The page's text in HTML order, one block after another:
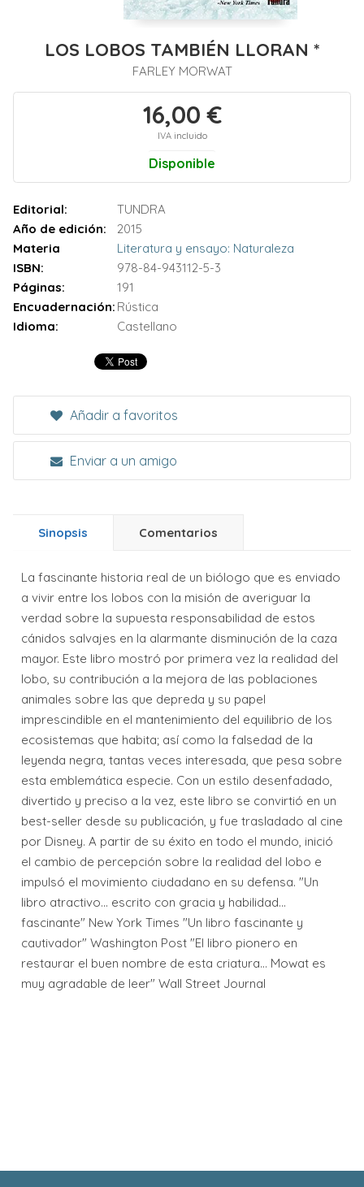
LOS LOBOS TAMBIÉN LLORAN *
FARLEY MORWAT
16,00 €
IVA incluido
Disponible
Editorial:
TUNDRA
Año de edición:
2015
Materia
Literatura y ensayo: Naturaleza
ISBN:
978-84-943112-5-3
Páginas:
191
Encuadernación: Rústica
Idioma:
Castellano
Añadir a favoritos
Enviar a un amigo
Sinopsis Comentarios
La fascinante historia real de un biólogo que es enviado
a vivir entre los lobos con la misión de averiguar la
verdad sobre la supuesta responsabilidad de estos
cánidos salvajes en la alarmante disminución de la caza
mayor. Este libro mostró por primera vez la realidad del
lobo, su contribución a la mejora de las poblaciones
animales sobre las que depreda y su papel
imprescindible en el mantenimiento del equilibrio de los
ecosistemas que habita; así como la falsedad de la
leyenda negra, tantas veces interesada, que pesa sobre
esta emblemática especie. Con un estilo desenfadado,
divertido y preciso a la vez, este libro se convirtió en un
best-seller desde su publicación, y fue trasladado al cine
por Disney. A partir de su éxito en todo el mundo, inició
el cambio de percepción sobre la realidad del lobo e
impulsó el movimiento ciudadano en su defensa. "Un
libro atractivo... escrito con gracia y habilidad...
fascinante" New York Times "Un libro fascinante y
cautivador" Washington Post "El libro pionero en
restaurar el buen nombre de esta criatura... Mowat es
muy agradable de leer" Wall Street Journal